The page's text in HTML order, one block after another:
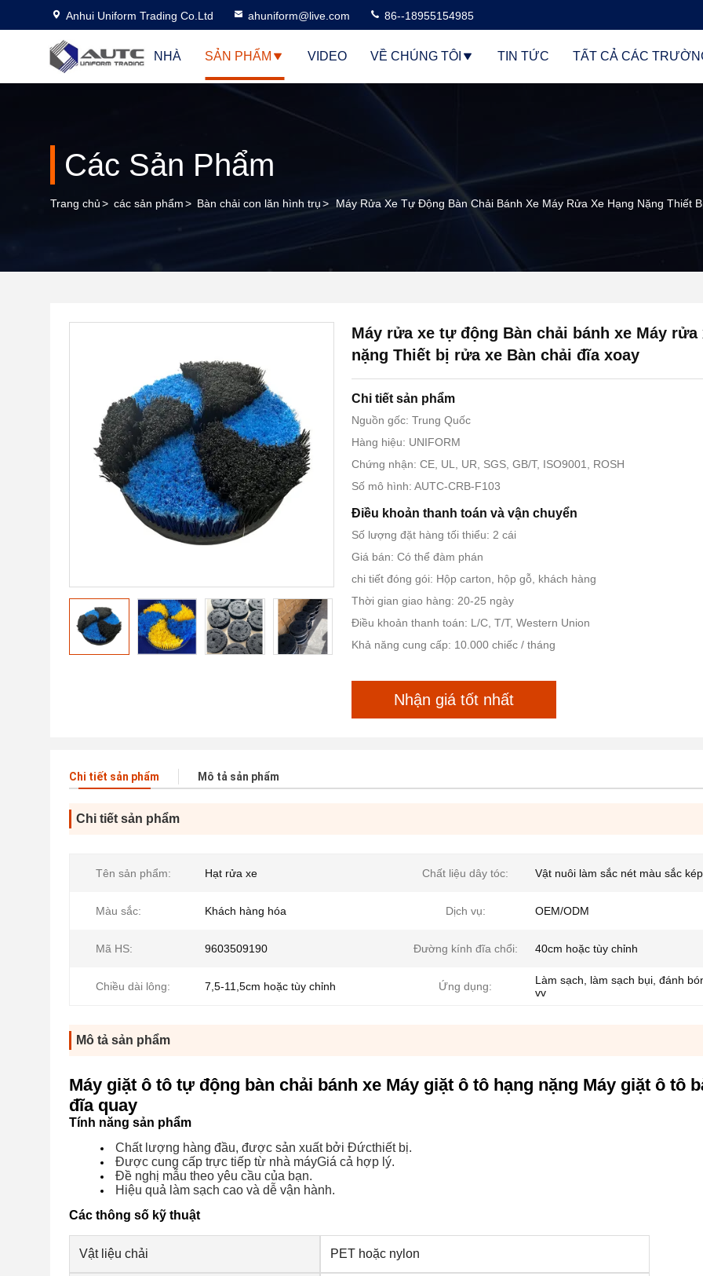
Anhui Uniform Trading Co.Ltd ahuniform@live.com 86--18955154985
NHÀ SẢN PHẨM VIDEO VỀ CHÚNG TÔI TIN TỨC TẤT CẢ CÁC
Các Sản Phẩm
Trang chủ> các sản phẩm> Bàn chải con lăn hình trụ> Máy Rửa Xe Tự Động Bàn Chải Bánh Xe Máy Rửa Xe Hạng Nặng Thiết
Máy rửa xe tự động Bàn chải bánh xe Máy rửa
nặng Thiết bị rửa xe Bàn chải đĩa xoay
Chi tiết sản phẩm
Nguồn gốc: Trung Quốc
Hàng hiệu: UNIFORM
Chứng nhận: CE, UL, UR, SGS, GB/T, ISO9001, ROSH
Số mô hình: AUTC-CRB-F103
Điều khoản thanh toán và vận chuyển
Số lượng đặt hàng tối thiểu: 2 cái
Giá bán: Có thể đàm phán
chi tiết đóng gói: Hộp carton, hộp gỗ, khách hàng
Thời gian giao hàng: 20-25 ngày
Điều khoản thanh toán: L/C, T/T, Western Union
Khả năng cung cấp: 10.000 chiếc / tháng
Nhận giá tốt nhất
Chi tiết sản phẩm Mô tả sản phẩm
Chi tiết sản phẩm
Tên sản phẩm: Hạt rửa xe Chất liệu dây tóc: Vật nuôi làm sắc nét màu sắc kép
Màu sắc: Khách hàng hóa Dịch vụ: OEM/ODM
Mã HS: 9603509190 Đường kính đĩa chổi: 40cm hoặc tùy chỉnh
Chiều dài lông: 7,5-11,5cm hoặc tùy chỉnh Ứng dụng:
Làm sạch, làm sạch bụi, đánh
vv
Mô tả sản phẩm
Máy giặt ô tô tự động bàn chải bánh xe Máy giặt ô tô hạng nặng Máy giặt ô tô
đĩa quay
Tính năng sản phẩm
Chất lượng hàng đầu, được sản xuất bởi Đứcthiết bị.
Được cung cấp trực tiếp từ nhà máyGiá cả hợp lý.
Đề nghị mẫu theo yêu cầu của bạn.
Hiệu quả làm sạch cao và dễ vận hành.
Các thông số kỹ thuật
Vật liệu chải PET hoặc nylon